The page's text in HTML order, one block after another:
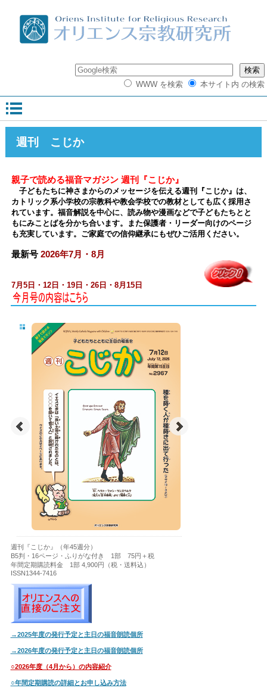
WWW を検索 本サイト内 の検索
週刊 こじか
親子で読める福音マガジン 週刊『こじか』
子どもたちに神さまからのメッセージを伝える週刊『こじか』は、
カトリック系小学校の宗教科や教会学校での教材としても広く採用さ
れています。福音解説を中心に、読み物や漫画などで子どもたちとと
もにみことばを分かち合います。また保護者・リーダー向けのページ
も充実しています。ご家庭での信仰継承にもぜひご活用ください。
最新号 2026年7月・8月
7月5日・12日・19日・26日・8月15日
週刊『こじか』（年45週分）
B5判・16ページ・ふりがな付き 1部 75円＋税
年間定期購読料金 1部 4,900円（税・送料込）
ISSN1344-7416
→2025年度の発行予定と主日の福音朗読個所
→2026年度の発行予定と主日の福音朗読個所
○2026年度（4月から）の内容紹介
○年間定期購読の詳細とお申し込み方法